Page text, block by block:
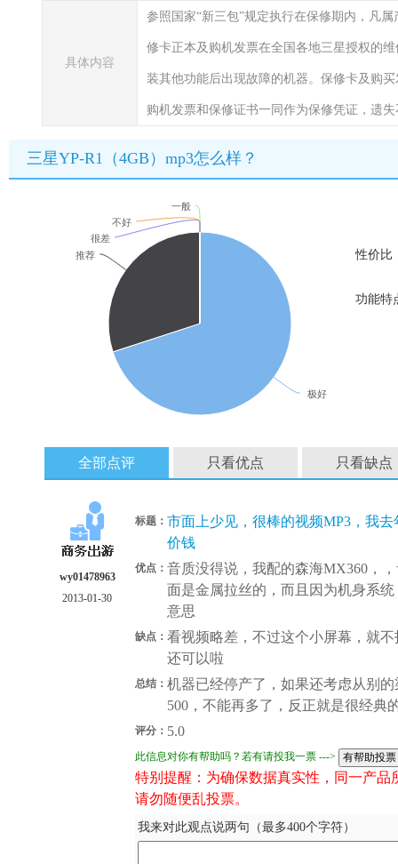
具体内容
参照国家“新三包”规定执行在保修期内，凡
修卡正本及购机发票在全国各地三星授权的
装其他功能后出现故障的机器。保修卡及购
购机发票和保修证书一同作为保修凭证，遗
三星YP-R1（4GB）mp3怎么样？
极好
推荐
一般
不好
很差
性价比
功能特
全部点评 只看优点 只看缺点
wy01478963
2013-01-30
标题： 市面上少见，很棒的视频MP3，我
价钱
优点： 音质没得说，我配的森海MX360，
面是金属拉丝的，而且因为机身系
意思
缺点： 看视频略差，不过这个小屏幕，就
还可以啦
总结： 机器已经停产了，如果还考虑从别
500，不能再多了，反正就是很经典
评分： 5.0
此信息对你有帮助吗？若有请投我一票 --->
特别提醒：为确保数据真实性，同一产
请勿随便乱投票。
我来对此观点说两句（最多400个字符）